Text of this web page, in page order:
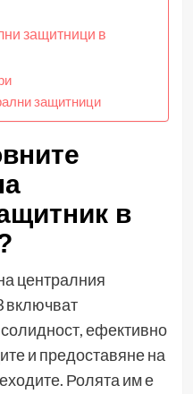
защитници в
защитници
в
централния
включват
ефективно
и предоставяне на
Ролята им е